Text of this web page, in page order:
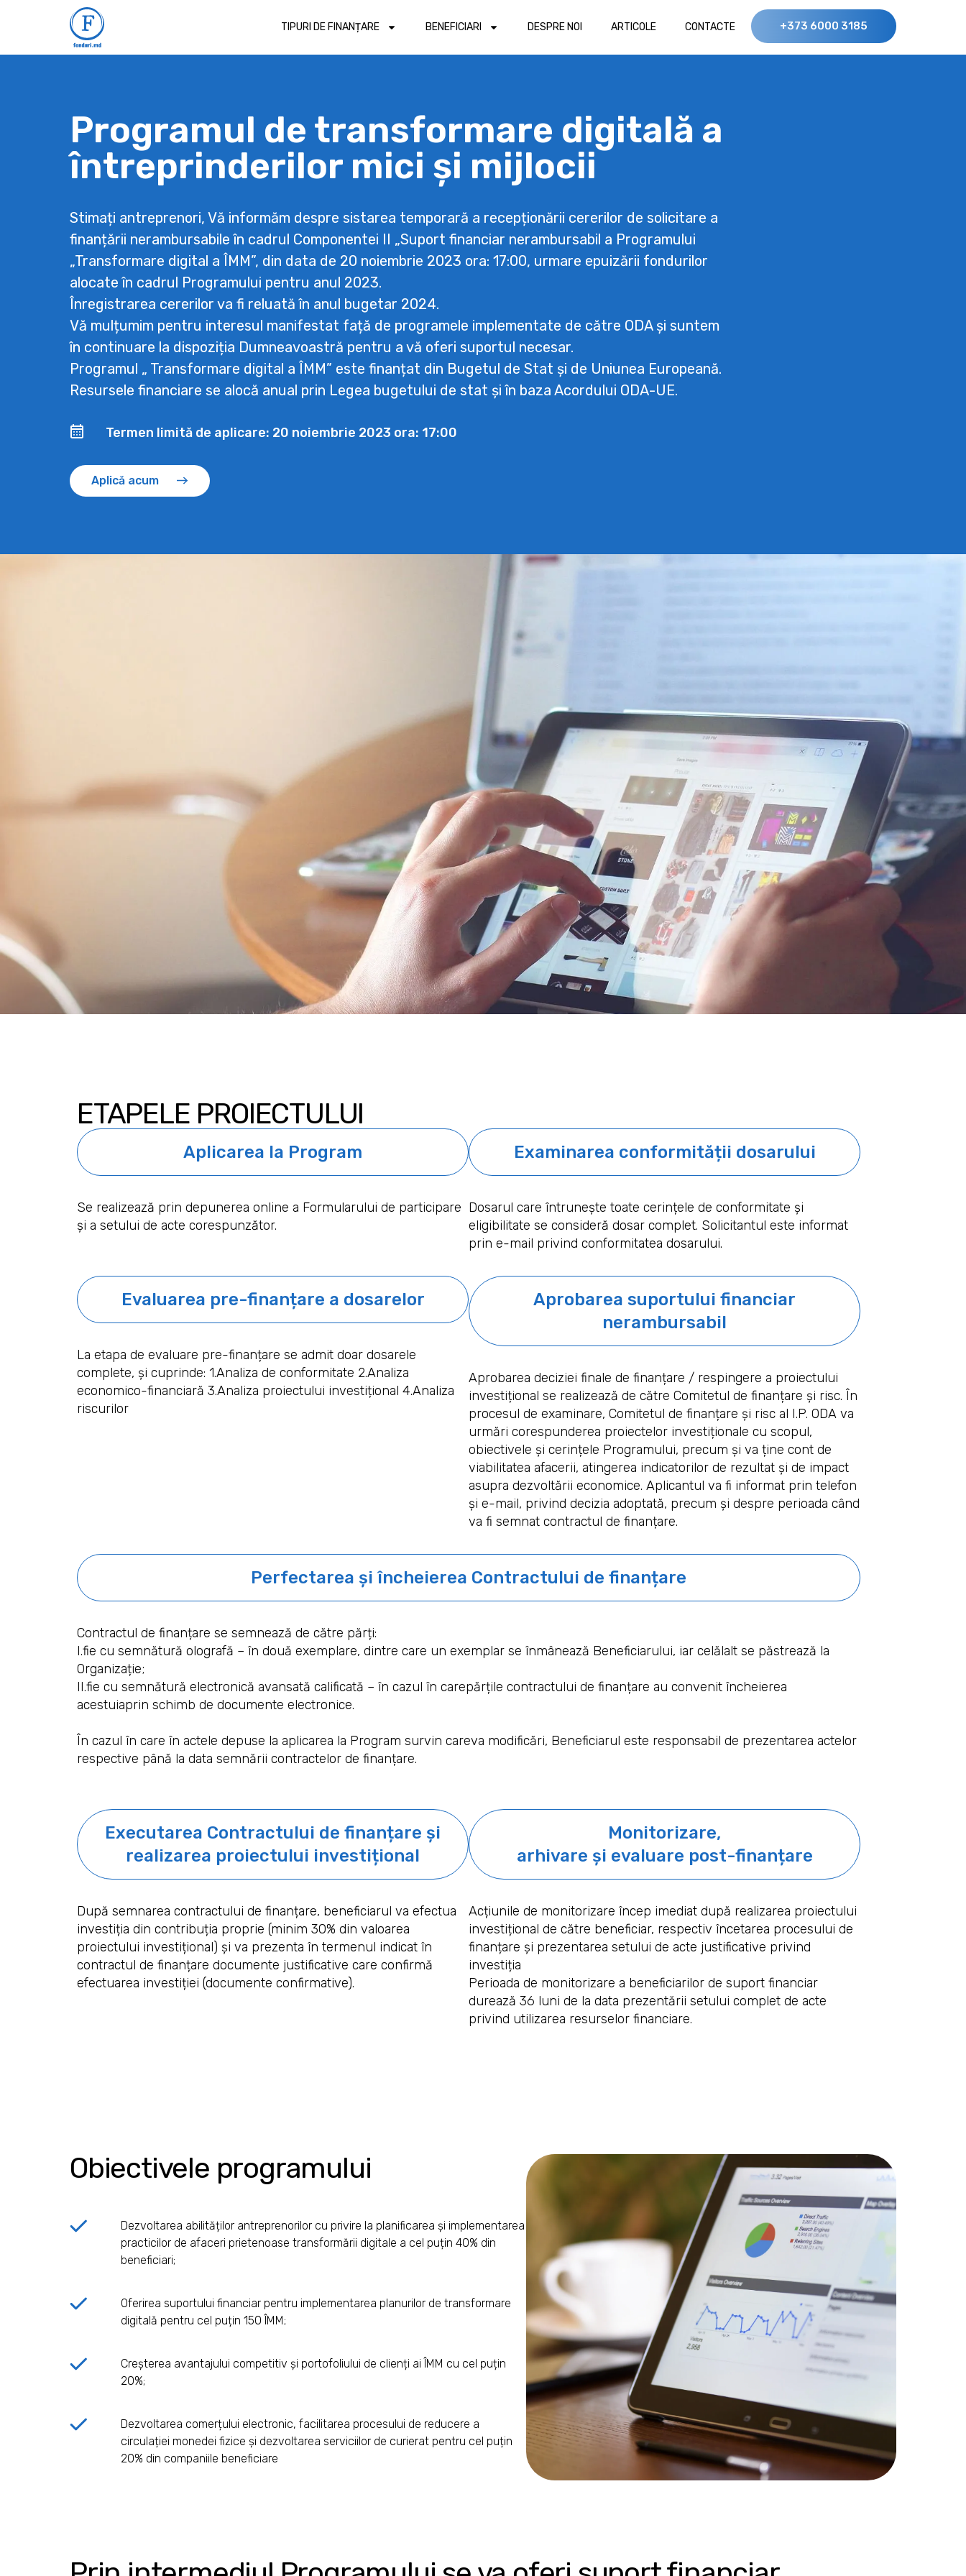
TIPURI DE FINANȚARE BENEFICIARI DESPRE NOI ARTICOLE CONTACTE +373 6000 3185
Programul de transformare digitală a
întreprinderilor mici și mijlocii
Stimați antreprenori, Vă informăm despre sistarea temporară a recepționării cererilor de solicitare a
finanțării nerambursabile în cadrul Componentei II „Suport financiar nerambursabil a Programului
„Transformare digital a ÎMM”, din data de 20 noiembrie 2023 ora: 17:00, urmare epuizării fondurilor
alocate în cadrul Programului pentru anul 2023.
Înregistrarea cererilor va fi reluată în anul bugetar 2024.
Vă mulțumim pentru interesul manifestat față de programele implementate de către ODA și suntem
în continuare la dispoziția Dumneavoastră pentru a vă oferi suportul necesar.
Programul „ Transformare digital a ÎMM” este finanțat din Bugetul de Stat și de Uniunea Europeană.
Resursele financiare se alocă anual prin Legea bugetului de stat și în baza Acordului ODA-UE.
Termen limită de aplicare: 20 noiembrie 2023 ora: 17:00
Aplică acum
ETAPELE PROIECTULUI
Aplicarea la Program
Se realizează prin depunerea online a Formularului de participare
și a setului de acte corespunzător.
Examinarea conformității dosarului
Dosarul care întrunește toate cerințele de conformitate și
eligibilitate se consideră dosar complet. Solicitantul este informat
prin e-mail privind conformitatea dosarului.
Evaluarea pre-finanțare a dosarelor
La etapa de evaluare pre-finanțare se admit doar dosarele
complete, și cuprinde: 1.Analiza de conformitate 2.Analiza
economico-financiară 3.Analiza proiectului investițional 4.Analiza
riscurilor
Aprobarea suportului financiar
nerambursabil
Aprobarea deciziei finale de finanțare / respingere a proiectului
investițional se realizează de către Comitetul de finanțare și risc. În
procesul de examinare, Comitetul de finanțare și risc al I.P. ODA va
urmări corespunderea proiectelor investiționale cu scopul,
obiectivele și cerințele Programului, precum și va ține cont de
viabilitatea afacerii, atingerea indicatorilor de rezultat și de impact
asupra dezvoltării economice. Aplicantul va fi informat prin telefon
și e-mail, privind decizia adoptată, precum și despre perioada când
va fi semnat contractul de finanțare.
Perfectarea și încheierea Contractului de finanțare
Contractul de finanțare se semnează de către părți:
I.fie cu semnătură olografă – în două exemplare, dintre care un exemplar se înmânează Beneficiarului, iar celălalt se păstrează la
Organizație;
II.fie cu semnătură electronică avansată calificată – în cazul în carepărțile contractului de finanțare au convenit încheierea
acestuiaprin schimb de documente electronice.
În cazul în care în actele depuse la aplicarea la Program survin careva modificări, Beneficiarul este responsabil de prezentarea actelor
respective până la data semnării contractelor de finanțare.
Executarea Contractului de finanțare și
realizarea proiectului investițional
După semnarea contractului de finanțare, beneficiarul va efectua
investiția din contribuția proprie (minim 30% din valoarea
proiectului investițional) și va prezenta în termenul indicat în
contractul de finanțare documente justificative care confirmă
efectuarea investiției (documente confirmative).
Monitorizare,
arhivare și evaluare post-finanțare
Acțiunile de monitorizare încep imediat după realizarea proiectului
investițional de către beneficiar, respectiv încetarea procesului de
finanțare și prezentarea setului de acte justificative privind
investiția
Perioada de monitorizare a beneficiarilor de suport financiar
durează 36 luni de la data prezentării setului complet de acte
privind utilizarea resurselor financiare.
Obiectivele programului
Dezvoltarea abilităților antreprenorilor cu privire la planificarea și implementarea
practicilor de afaceri prietenoase transformării digitale a cel puțin 40% din
beneficiari;
Oferirea suportului financiar pentru implementarea planurilor de transformare
digitală pentru cel puțin 150 ÎMM;
Creșterea avantajului competitiv și portofoliului de clienți ai ÎMM cu cel puțin
20%;
Dezvoltarea comerțului electronic, facilitarea procesului de reducere a
circulației monedei fizice și dezvoltarea serviciilor de curierat pentru cel puțin
20% din companiile beneficiare